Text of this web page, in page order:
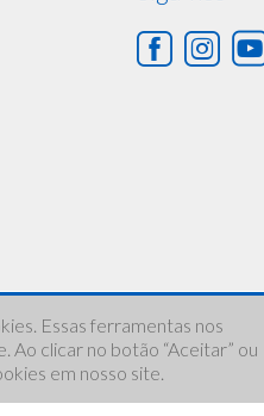
Essas ferramentas nos
Ao clicar no botão “Aceitar” ou
em nosso site.